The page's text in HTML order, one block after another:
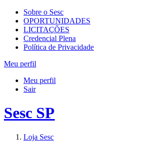
Sobre o Sesc
OPORTUNIDADES
LICITAÇÕES
Credencial Plena
Política de Privacidade
Meu perfil
Meu perfil
Sair
Sesc SP
Loja Sesc